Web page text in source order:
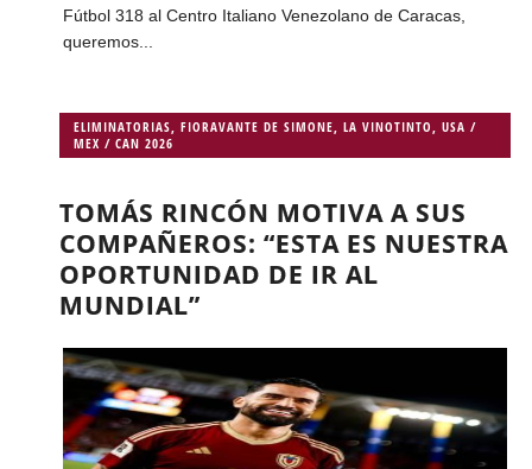
Fútbol 318 al Centro Italiano Venezolano de Caracas,
queremos...
ELIMINATORIAS FIORAVANTE DE SIMONE LA VINOTINTO
USA /
MEX / CAN 2026
TOMÁS RINCÓN MOTIVA A SUS
COMPAÑEROS: “ESTA ES NUESTRA
OPORTUNIDAD DE IR AL
MUNDIAL”